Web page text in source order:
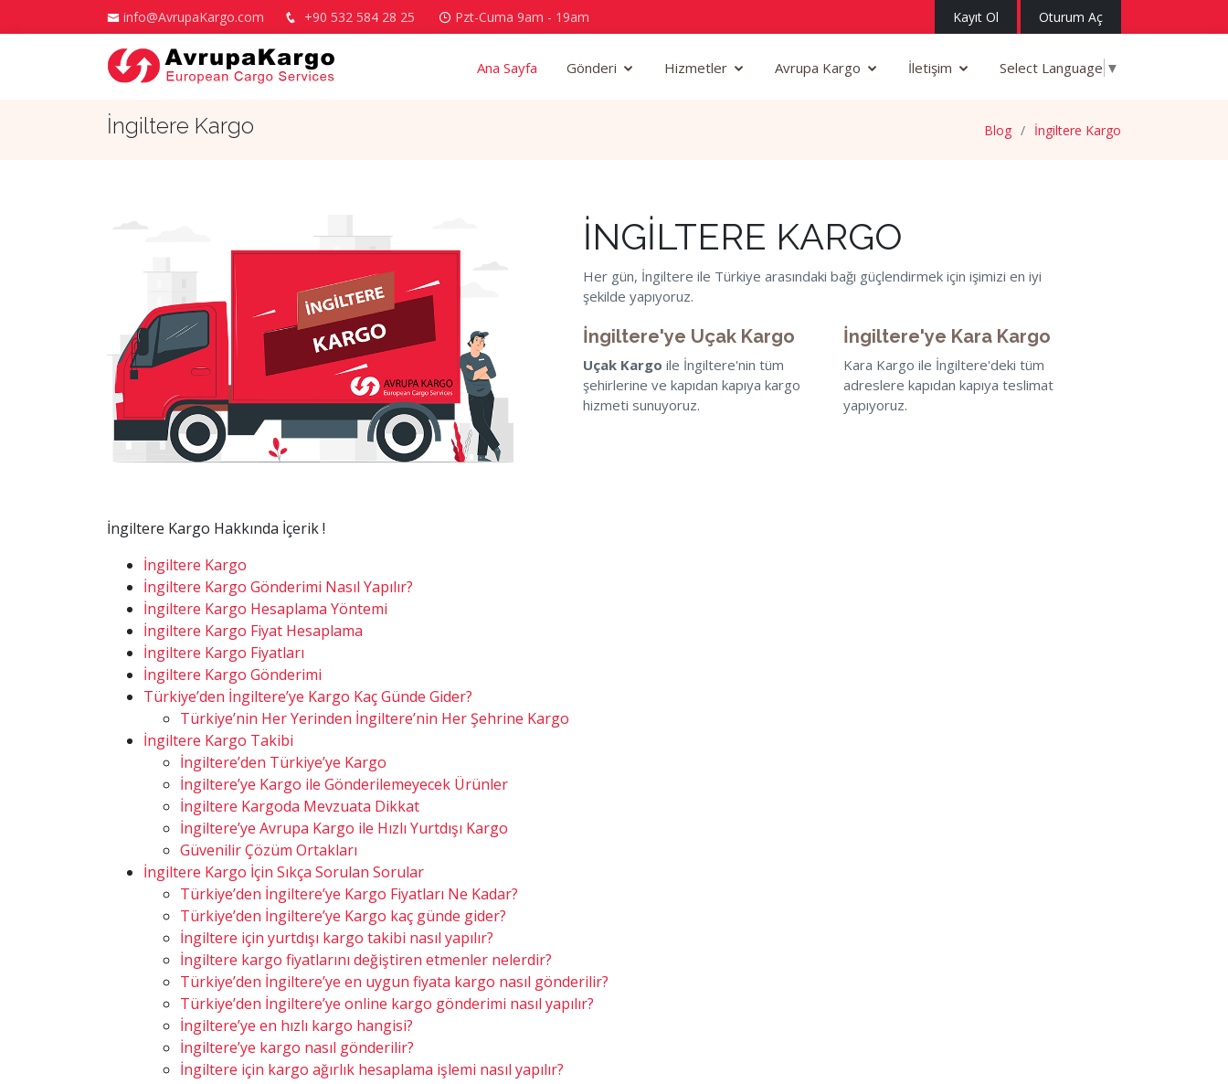
info@AvrupaKargo.com +90 532 584 28 25 Pzt-Cuma 9am - 19am Kayıt Ol Oturum Aç
Ana Sayfa Gönderi Hizmetler Avrupa Kargo İletişim Select Language ▼
İngiltere Kargo Blog İngiltere Kargo
İNGİLTERE KARGO
Her gün, İngiltere ile Türkiye arasındaki bağı güçlendirmek için işimizi en iyi
şekilde yapıyoruz.
İngiltere'ye Uçak Kargo
Uçak Kargo ile İngiltere'nin tüm
şehirlerine ve kapıdan kapıya kargo
hizmeti sunuyoruz.
İngiltere'ye Kara Kargo
Kara Kargo ile İngiltere'deki tüm
adreslere kapıdan kapıya teslimat
yapıyoruz.
İngiltere Kargo Hakkında İçerik !
İngiltere Kargo
İngiltere Kargo Gönderimi Nasıl Yapılır?
İngiltere Kargo Hesaplama Yöntemi
İngiltere Kargo Fiyat Hesaplama
İngiltere Kargo Fiyatları
İngiltere Kargo Gönderimi
Türkiye’den İngiltere’ye Kargo Kaç Günde Gider?
Türkiye’nin Her Yerinden İngiltere’nin Her Şehrine Kargo
İngiltere Kargo Takibi
İngiltere’den Türkiye’ye Kargo
İngiltere’ye Kargo ile Gönderilemeyecek Ürünler
İngiltere Kargoda Mevzuata Dikkat
İngiltere’ye Avrupa Kargo ile Hızlı Yurtdışı Kargo
Güvenilir Çözüm Ortakları
İngiltere Kargo İçin Sıkça Sorulan Sorular
Türkiye’den İngiltere’ye Kargo Fiyatları Ne Kadar?
Türkiye’den İngiltere’ye Kargo kaç günde gider?
İngiltere için yurtdışı kargo takibi nasıl yapılır?
İngiltere kargo fiyatlarını değiştiren etmenler nelerdir?
Türkiye’den İngiltere’ye en uygun fiyata kargo nasıl gönderilir?
Türkiye’den İngiltere’ye online kargo gönderimi nasıl yapılır?
İngiltere’ye en hızlı kargo hangisi?
İngiltere’ye kargo nasıl gönderilir?
İngiltere için kargo ağırlık hesaplama işlemi nasıl yapılır?